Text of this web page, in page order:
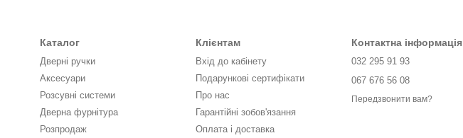
Каталог
Дверні ручки
Аксесуари
Розсувні системи
Дверна фурнітура
Розпродаж
Клієнтам
Вхід до кабінету
Подарункові сертифікати
Про нас
Гарантійні зобов'язання
Оплата і доставка
Контактна інформація
032 295 91 93
067 676 56 08
Передзвонити вам?